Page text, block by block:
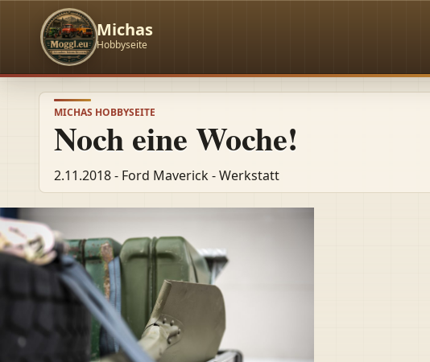
Michas
Hobbyseite
MICHAS HOBBYSEITE
Noch eine Woche!
2.11.2018 - Ford Maverick - Werkstatt